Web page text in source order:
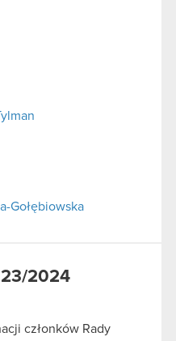
Gołębiowska
23/2024
członków Rady